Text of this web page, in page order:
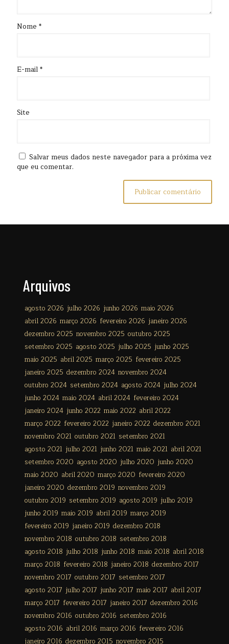
Nome *
E-mail*
Site
Salvar meus dados neste navegador para a próxima vez
que eu comentar.
Arquivos
agosto 2026 julho 2026 junho 2026 maio 2026
abril 2026 março 2026 fevereiro 2026 janeiro 2026
dezembro 2025 novembro 2025 outubro 2025
setembro 2025 agosto 2025 julho 2025 junho 2025
maio 2025 abril 2025 março 2025 fevereiro 2025
janeiro 2025 dezembro 2024 novembro 2024
outubro 2024 setembro 2024 agosto 2024 julho 2024
junho 2024 maio 2024 abril 2024 fevereiro 2024
janeiro 2024 junho 2022 maio 2022 abril 2022
março 2022 fevereiro 2022 janeiro 2022 dezembro 2021
novembro 2021 outubro 2021 setembro 2021
agosto 2021 julho 2021 junho 2021 maio 2021 abril 2021
setembro 2020 agosto 2020 julho 2020 junho 2020
maio 2020 abril 2020 março 2020 fevereiro 2020
janeiro 2020 dezembro 2019 novembro 2019
outubro 2019 setembro 2019 agosto 2019 julho 2019
junho 2019 maio 2019 abril 2019 março 2019
fevereiro 2019 janeiro 2019 dezembro 2018
novembro 2018 outubro 2018 setembro 2018
agosto 2018 julho 2018 junho 2018 maio 2018 abril 2018
março 2018 fevereiro 2018 janeiro 2018 dezembro 2017
novembro 2017 outubro 2017 setembro 2017
agosto 2017 julho 2017 junho 2017 maio 2017 abril 2017
março 2017 fevereiro 2017 janeiro 2017 dezembro 2016
novembro 2016 outubro 2016 setembro 2016
agosto 2016 abril 2016 março 2016 fevereiro 2016
janeiro 2016 dezembro 2015 novembro 2015